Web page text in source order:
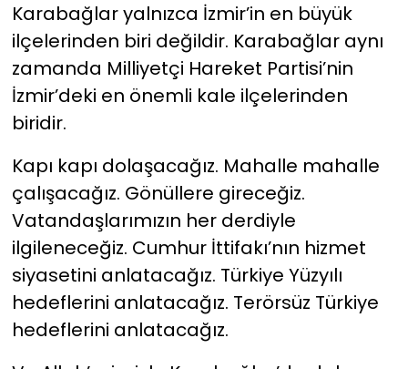
Karabağlar yalnızca İzmir’in en büyük
ilçelerinden biri değildir. Karabağlar aynı
zamanda Milliyetçi Hareket Partisi’nin
İzmir’deki en önemli kale ilçelerinden
biridir.
Kapı kapı dolaşacağız. Mahalle mahalle
çalışacağız. Gönüllere gireceğiz.
Vatandaşlarımızın her derdiyle
ilgileneceğiz. Cumhur İttifakı’nın hizmet
siyasetini anlatacağız. Türkiye Yüzyılı
hedeflerini anlatacağız. Terörsüz Türkiye
hedeflerini anlatacağız.